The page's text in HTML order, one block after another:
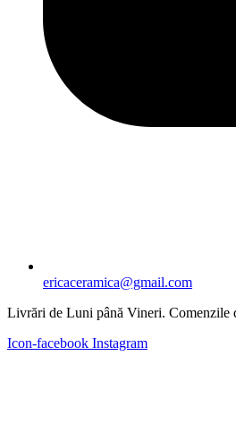
ericaceramica@gmail.com
Livrări de Luni până Vineri. Comenzile
Icon-facebook Instagram